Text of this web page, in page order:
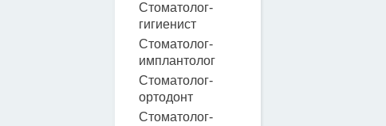
Стоматолог-
гигиенист
Стоматолог-
имплантолог
Стоматолог-
ортодонт
Стоматолог-